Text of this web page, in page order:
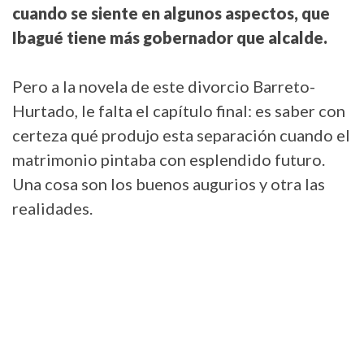
cuando se siente en algunos aspectos, que
Ibagué tiene más gobernador que alcalde.
Pero a la novela de este divorcio Barreto-
Hurtado, le falta el capítulo final: es saber con
certeza qué produjo esta separación cuando el
matrimonio pintaba con esplendido futuro.
Una cosa son los buenos augurios y otra las
realidades.